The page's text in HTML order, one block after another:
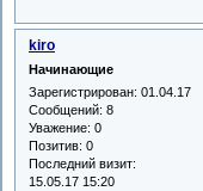
kiro
Начинающие
Зарегистрирован: 01.04.17
Сообщений: 8
Уважение: 0
Позитив: 0
Последний визит:
15.05.17 15:20